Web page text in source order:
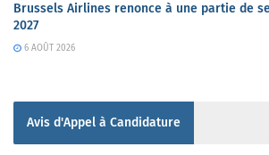
Brussels Airlines renonce à une partie de
2027
6 AOÛT 2026
Avis d'Appel à Candidature